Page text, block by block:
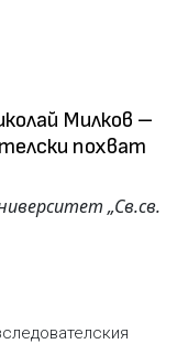
Милков –
похват
„Св.св.